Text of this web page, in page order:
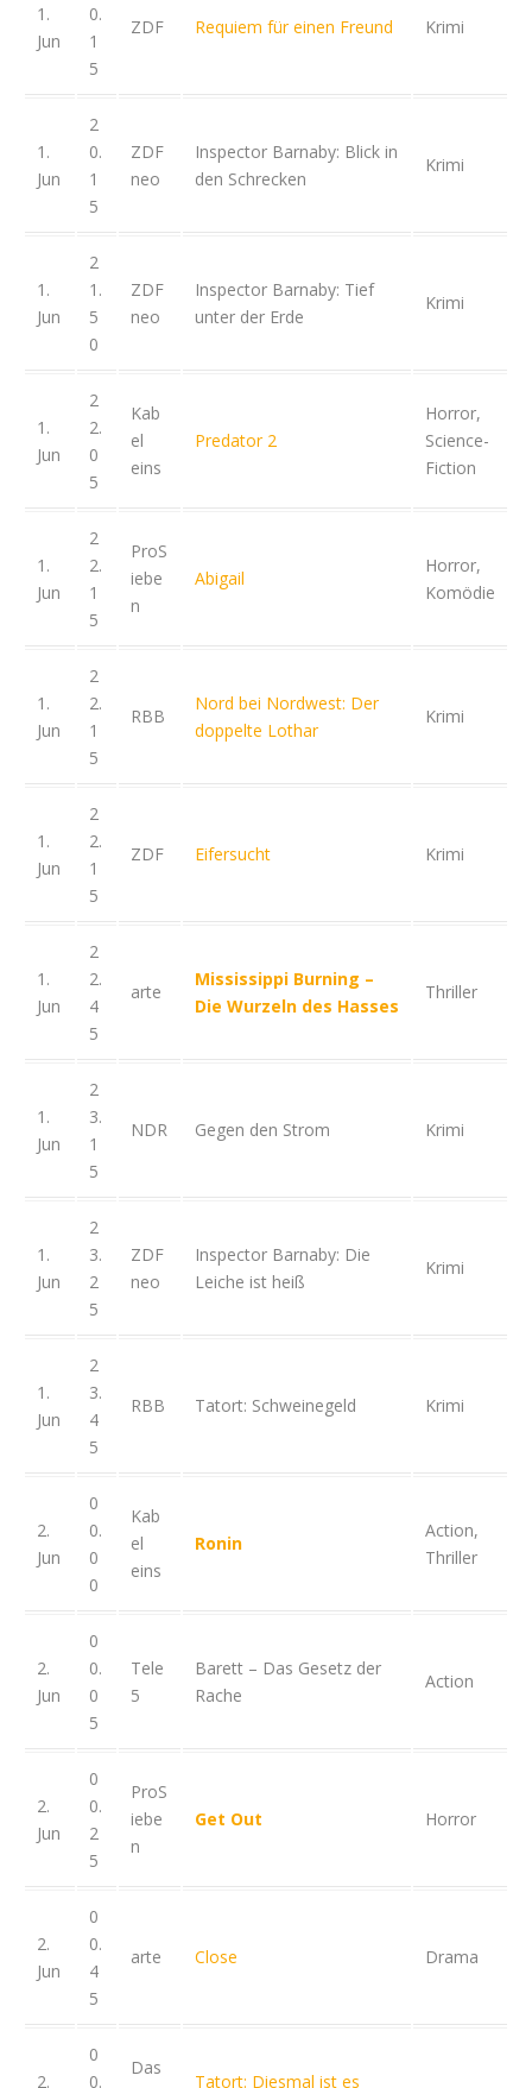
1.
Jun
0.
1
5
ZDF Requiem für einen Freund Krimi
1.
Jun
2
0.
1
5
ZDF
neo
Inspector Barnaby: Blick in
den Schrecken
Krimi
1.
Jun
2
1.
5
0
ZDF
neo
Inspector Barnaby: Tief
unter der Erde
Krimi
1.
Jun
2
2.
0
5
Kab
el
eins
Predator 2
Horror,
Science-
Fiction
1.
Jun
2
2.
1
5
ProS
iebe
n
Abigail
Horror,
Komödie
1.
Jun
2
2.
1
5
RBB
Nord bei Nordwest: Der
doppelte Lothar
Krimi
1.
Jun
2
2.
1
5
ZDF Eifersucht Krimi
1.
Jun
2
2.
4
5
arte
Mississippi Burning –
Die Wurzeln des Hasses
Thriller
1.
Jun
2
3.
1
5
NDR Gegen den Strom Krimi
1.
Jun
2
3.
2
5
ZDF
neo
Inspector Barnaby: Die
Leiche ist heiß
Krimi
1.
Jun
2
3.
4
5
RBB Tatort: Schweinegeld Krimi
2.
Jun
0
0.
0
0
Kab
el
eins
Ronin
Action,
Thriller
2.
Jun
0
0.
0
5
Tele
5
Barett – Das Gesetz der
Rache
Action
2.
Jun
0
0.
2
5
ProS
iebe
n
Get Out Horror
2.
Jun
0
0.
4
5
arte Close Drama
2.
0
0.
Das
Tatort: Diesmal ist es